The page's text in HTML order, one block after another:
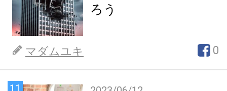
ろう
マダムユキ 0
11